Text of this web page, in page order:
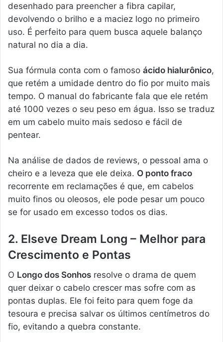
desenhado para preencher a fibra capilar,
devolvendo o brilho e a maciez logo no primeiro
uso. É perfeito para quem busca aquele balanço
natural no dia a dia.
Sua fórmula conta com o famoso ácido hialurônico,
que retém a umidade dentro do fio por muito mais
tempo. O manual do fabricante fala que ele retém
até 1000 vezes o seu peso em água. Isso se traduz
em um cabelo muito mais sedoso e fácil de
pentear.
Na análise de dados de reviews, o pessoal ama o
cheiro e a leveza que ele deixa. O ponto fraco
recorrente em reclamações é que, em cabelos
muito finos ou oleosos, ele pode pesar um pouco
se for usado em excesso todos os dias.
2. Elseve Dream Long – Melhor para
Crescimento e Pontas
O Longo dos Sonhos resolve o drama de quem
quer deixar o cabelo crescer mas sofre com as
pontas duplas. Ele foi feito para quem foge da
tesoura e precisa salvar os últimos centímetros do
fio, evitando a quebra constante.